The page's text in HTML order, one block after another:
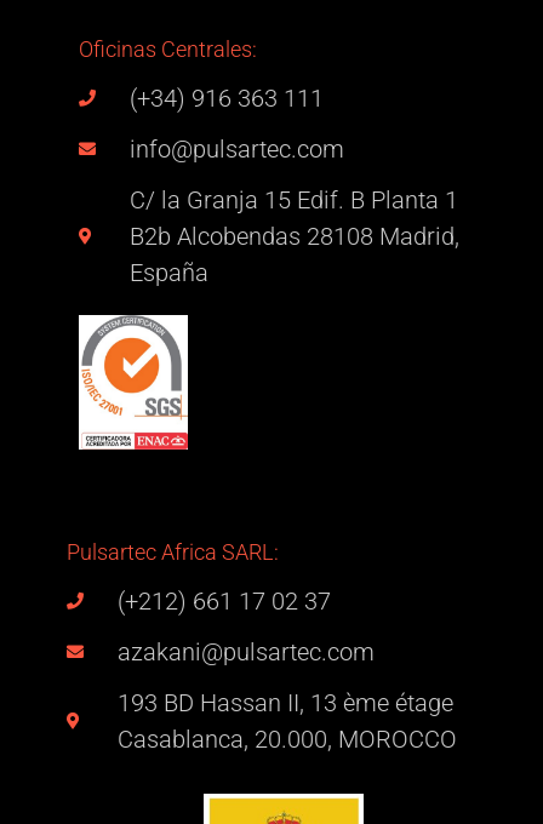
Oficinas Centrales:
(+34) 916 363 111
info@pulsartec.com
C/ la Granja 15 Edif. B Planta 1
B2b Alcobendas 28108 Madrid,
España
Pulsartec Africa SARL:
(+212) 661 17 02 37
azakani@pulsartec.com
193 BD Hassan II, 13 ème étage
Casablanca, 20.000, MOROCCO